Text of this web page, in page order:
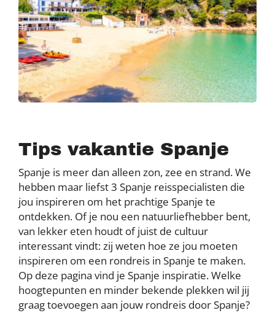
Tips vakantie Spanje
Spanje is meer dan alleen zon, zee en strand. We
hebben maar liefst 3 Spanje reisspecialisten die
jou inspireren om het prachtige Spanje te
ontdekken. Of je nou een natuurliefhebber bent,
van lekker eten houdt of juist de cultuur
interessant vindt: zij weten hoe ze jou moeten
inspireren om een rondreis in Spanje te maken.
Op deze pagina vind je Spanje inspiratie. Welke
hoogtepunten en minder bekende plekken wil jij
graag toevoegen aan jouw rondreis door Spanje?